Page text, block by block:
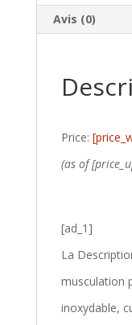
Avis (0)
Price:
(as of
[ad_1]
La
musculation
inoxydable,